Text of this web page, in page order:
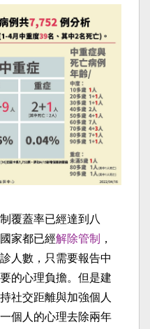
覆蓋率已經達到八
家都已經解除管制
，
人數，只需要報告中
的心理負擔。但是建
社交距離與加強個人
個人的心理去除兩年